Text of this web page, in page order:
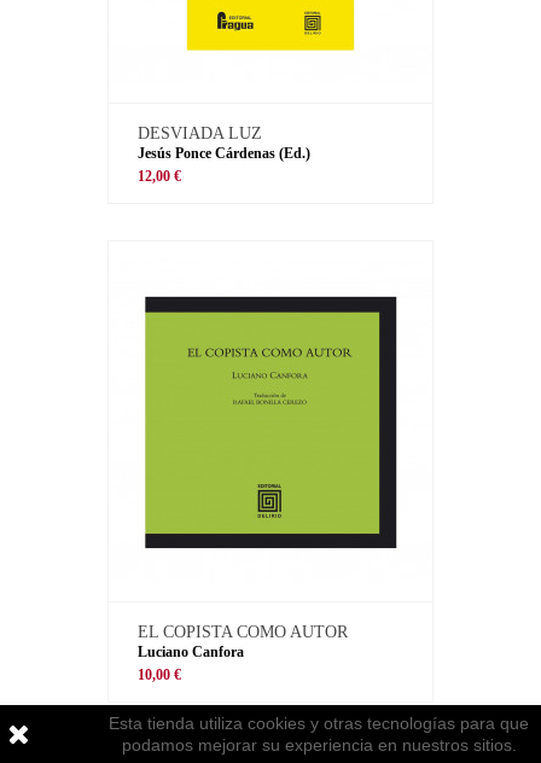
DESVIADA LUZ
Jesús Ponce Cárdenas (Ed.)
12,00 €
EL COPISTA COMO AUTOR
Luciano Canfora
10,00 €
Esta tienda utiliza cookies y otras tecnologías para que
podamos mejorar su experiencia en nuestros sitios.